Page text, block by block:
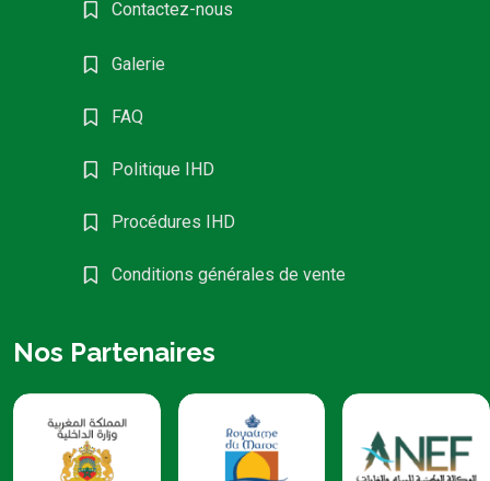
Contactez-nous
Galerie
FAQ
Politique IHD
Procédures IHD
Conditions générales de vente
Nos Partenaires